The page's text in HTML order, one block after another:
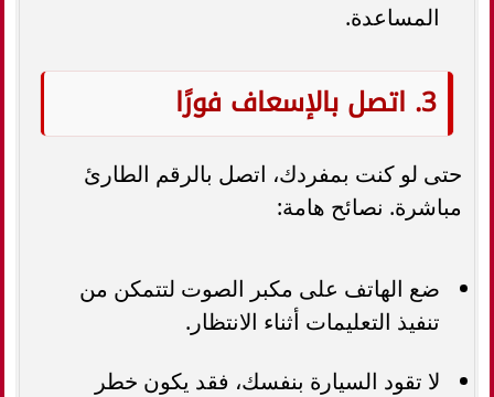
المساعدة.
3. اتصل بالإسعاف فورًا
حتى لو كنت بمفردك، اتصل بالرقم الطارئ
مباشرة. نصائح هامة:
ضع الهاتف على مكبر الصوت لتتمكن من
تنفيذ التعليمات أثناء الانتظار.
لا تقود السيارة بنفسك، فقد يكون خطر